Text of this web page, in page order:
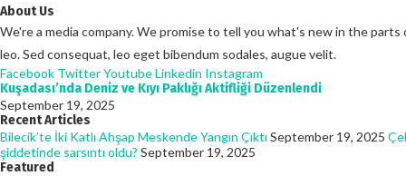
About Us
We're a media company. We promise to tell you what's new in the
leo. Sed consequat, leo eget bibendum sodales, augue velit.
Facebook TwitterYoutubeLinkedin Instagram
Kuşadası’nda Deniz ve Kıyı Paklığı Aktifliği Düzenlendi
September 19, 2025
Recent Articles
Bilecik’te İki Katlı Ahşap Meskende Yangın Çıktı September 19, 2025
şiddetinde sarsıntı oldu? September 19, 2025
Featured